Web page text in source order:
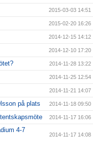
2015-03-03 14:51
2015-02-20 16:26
2014-12-15 14:12
2014-12-10 17:20
2014-11-28 13:22
2014-11-25 12:54
2014-11-21 14:07
på plats 2014-11-18 09:50
2014-11-17 16:06
4-7
2014-11-17 14:08